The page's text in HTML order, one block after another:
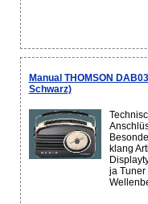
Manual THOMSON
Schwarz)
klang
ja Tuner